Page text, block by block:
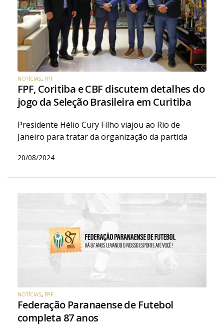
NOTÍCIAS, FPF
FPF, Coritiba e CBF discutem detalhes do
jogo da Seleção Brasileira em Curitiba
Presidente Hélio Cury Filho viajou ao Rio de
Janeiro para tratar da organização da partida
20/08/2024
NOTÍCIAS, FPF
Federação Paranaense de Futebol
completa 87 anos